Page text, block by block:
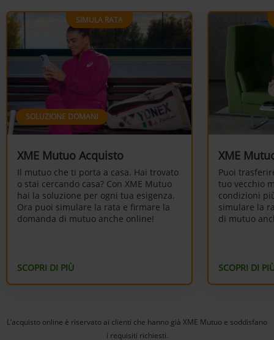
SIMULA RATA
SOLUZIONE DOMANI
XME Mutuo Acquisto
Il mutuo che ti porta a casa. Hai trovato
o stai cercando casa? Con XME Mutuo
hai la soluzione per ogni tua esigenza.
Ora puoi simulare la rata e firmare la
domanda di mutuo anche online!
SCOPRI DI PIÙ
XME
Puoi
tuo vecchio
condizioni
simulare la
di mutuo
SCOPRI DI
L’acquisto online è riservato ai clienti che hanno già XME Mutuo e soddisfano
i requisiti richiesti.